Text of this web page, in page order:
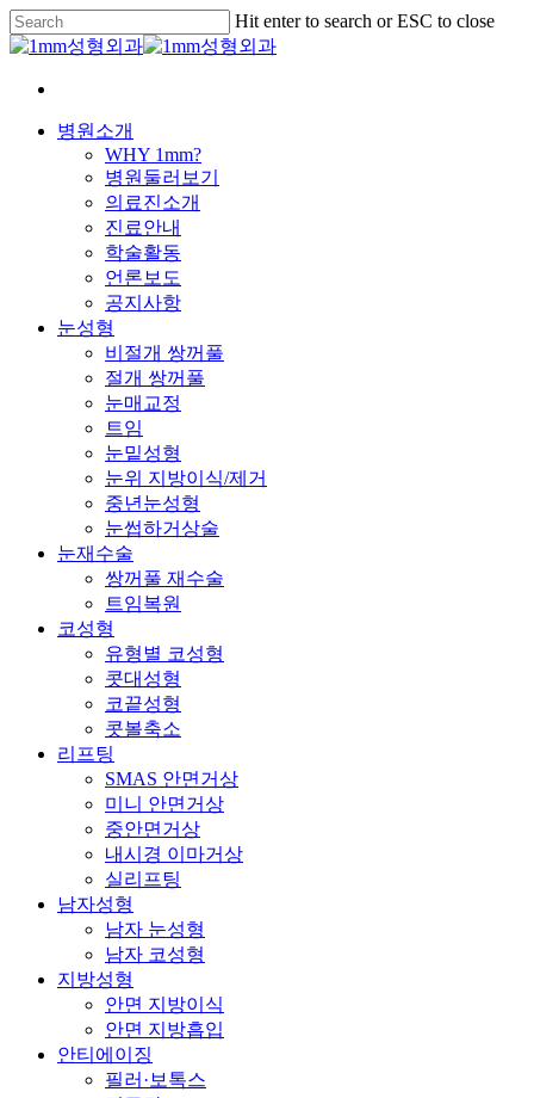
Skip
to
main
content
Hit enter to search or ESC to close
Close
Menu
병원소개
WHY 1mm?
병원둘러보기
의료진소개
진료안내
학술활동
언론보도
공지사항
눈성형
비절개 쌍꺼풀
절개 쌍꺼풀
눈매교정
트임
눈밑성형
눈위 지방이식/제거
중년눈성형
눈썹하거상술
눈재수술
쌍꺼풀 재수술
트임복원
코성형
유형별 코성형
콧대성형
코끝성형
콧볼축소
리프팅
SMAS 안면거상
미니 안면거상
중안면거상
내시경 이마거상
실리프팅
남자성형
남자 눈성형
남자 코성형
지방성형
안면 지방이식
안면 지방흡입
안티에이징
필러·보톡스